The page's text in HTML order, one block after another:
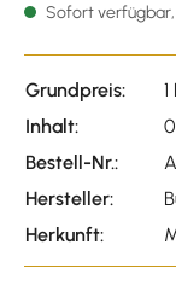
Sofort
Grundpreis:
Inhalt:
Bestell-Nr.:
Hersteller:
Herkunft: